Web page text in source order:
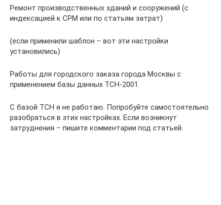
Ремонт производственных зданий и сооружений (с
индексацией к СРМ или по статьям затрат)
(если применили шаблон – вот эти настройки
установились)
Работы для городского заказа города Москвы с
применением базы данных ТСН-2001
С базой ТСН я не работаю. Попробуйте самостоятельно
разобраться в этих настройках. Если возникнут
затруднения – пишите комментарии под статьей.